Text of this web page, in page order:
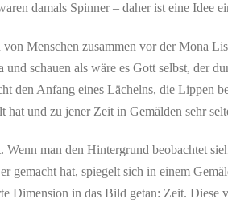
damals Spinner – daher ist eine Idee
Menschen zusammen vor der Mona
und schauen als wäre es Gott selbst, der
den Anfang eines Lächelns, die
hat und zu jener Zeit in Gemälden sehr
man den Hintergrund beobachtet
gemacht hat, spiegelt sich in einem
Dimension in das Bild getan: Zeit.